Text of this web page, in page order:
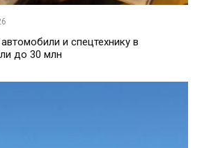
и спецтехнику в
до 30 млн